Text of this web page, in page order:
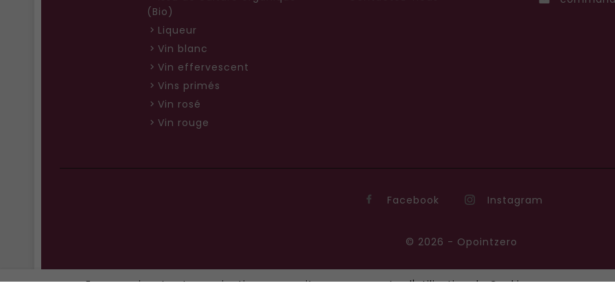
(Bio)
Liqueur
Vin blanc
Vin effervescent
Vins primés
Vin rosé
Vin rouge
Facebook Instagram
© 2026 - Opointzero
En poursuivant votre navigation sur ce site, vous acceptez l'utilisation de Cookies pour vous